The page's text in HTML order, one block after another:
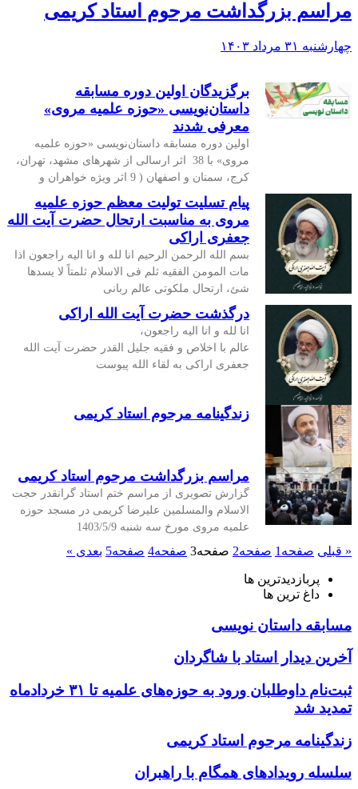
مراسم بزرگداشت مرحوم استاد کریمی
چهارشنبه ۳۱ مرداد ۱۴۰۳
برگزیدگان اولین دوره مسابقه
داستان‌نویسی «حوزه علمیه مروی»
معرفی شدند
اولین دوره مسابقه داستان‌نویسی «حوزه علمیه
مروی» با 38 اثر ارسالی از شهرهای مشهد، تهران،
کرج، سمنان و اصفهان ( 9 اثر ویژه خواهران و
پیام تسلیت تولیت معظم حوزه علمیه
مروی به مناسبت ارتحال حضرت آیت الله
جعفری اراکی
بسم الله الرحمن الرحیم انا لله و انا الیه راجعون اذا
مات المومن الفقیه ثلم فی الاسلام ثلمتاً لا یسدها
شئ، ارتحال ملکوتی عالم ربانی
درگذشت حضرت آیت الله اراکی
انا لله و انا الیه راجعون،
عالم با اخلاص و فقیه جلیل القدر حضرت آیت الله
جعفری اراکی به لقاء الله پیوست
زندگینامه مرحوم استاد کریمی
مراسم بزرگداشت مرحوم استاد کریمی
گزارش تصویری از مراسم ختم استاد گرانقدر حجت
الاسلام والمسلمین علیرضا کریمی در مسجد حوزه
علمیه مروی مورخ سه شنبه 1403/5/9
« قبلی صفحه 1 صفحه2 صفحه3 صفحه4 صفحه5 بعدی »
پربازدیدترین ها
داغ ترین ها
مسابقه داستان نویسی
آخرین دیدار استاد با شاگردان
ثبت‌نام داوطلبان ورود به حوزه‌های علمیه تا ۳۱ خردادماه
تمدید شد
زندگینامه مرحوم استاد کریمی
سلسله رویدادهای همگام با راهبران